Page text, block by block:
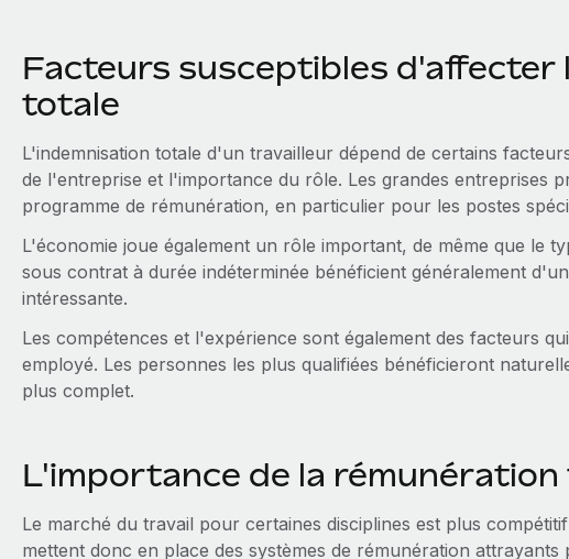
Facteurs susceptibles d'affecter
totale
L'indemnisation totale d'un travailleur dépend de certains
de l'entreprise et l'importance du rôle. Les grandes entreprises
programme de rémunération, en particulier pour les postes
L'économie joue également un rôle important, de même que le
sous contrat à durée indéterminée bénéficient généralement
intéressante.
Les compétences et l'expérience sont également des facteurs
employé. Les personnes les plus qualifiées bénéficieront
plus complet.
L'importance de la
Le marché du travail pour certaines disciplines est plus
mettent donc en place des systèmes de rémunération